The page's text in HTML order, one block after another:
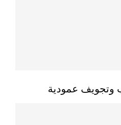
وتجويف عمودية